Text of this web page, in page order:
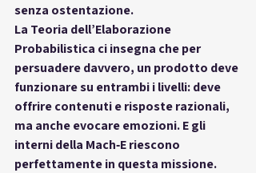
senza ostentazione.
La Teoria dell’Elaborazione
Probabilistica ci insegna che per
persuadere davvero, un prodotto deve
funzionare su entrambi i livelli: deve
offrire contenuti e risposte razionali,
ma anche evocare emozioni. E gli
interni della Mach‑E riescono
perfettamente in questa missione.